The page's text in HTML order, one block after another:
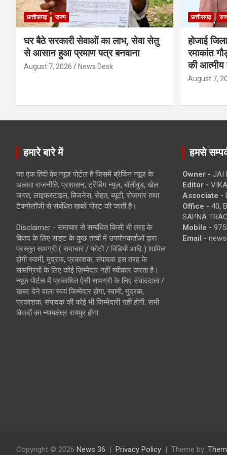
छत्तीसगढ़ राज्य
घर बैठे सरकारी सेवाओं का लाभ, सेवा सेतु
से आसान हुआ प्रमाण पत्र बनवाना
August 7, 2026 News Desk
छत्तीसगढ़
होजाई
रमाकांत
की आत्मीय
August 7,
हमारे बारे में
यह एक हिंदी वेब न्यूज़ पोर्टल है जिसमें ब्रेकिंग न्यूज़ के
अलावा राजनीति, प्रशासन, ट्रेंडिंग न्यूज, बॉलीवुड, खेल
जगत, लाइफस्टाइल, बिजनेस, सेहत, ब्यूटी, रोजगार तथा
टेक्नोलॉजी से संबंधित खबरें पोस्ट की जाती है।
Disclaimer - समाचार से सम्बंधित किसी भी तरह के
विवाद के लिए साइट के कुछ तत्वों में उपयोगकर्ताओं द्वारा
प्रस्तुत सामग्री ( समाचार / फोटो / विडियो आदि ) शामिल
होगी स्वामी, मुद्रक, प्रकाशक, संपादक इस तरह के
सामग्रियों के लिए कोई ज़िम्मेदार नहीं स्वीकार करता है।
न्यूज़ पोर्टल में प्रकाशित ऐसी सामग्री के लिए संवाददाता /
खबर देने वाला स्वयं जिम्मेदार होगा, स्वामी, मुद्रक,
प्रकाशक, संपादक की कोई भी जिम्मेदारी नहीं होगी. सभी
विवादों का न्यायक्षेत्र रायपुर होगा
हमसे
Owner - JAI
Editor -
Associate -
Office - 40,
SAPNA
Mobile -
Email -
Copyright © 2026 News 36 Privacy Policy Theme by: